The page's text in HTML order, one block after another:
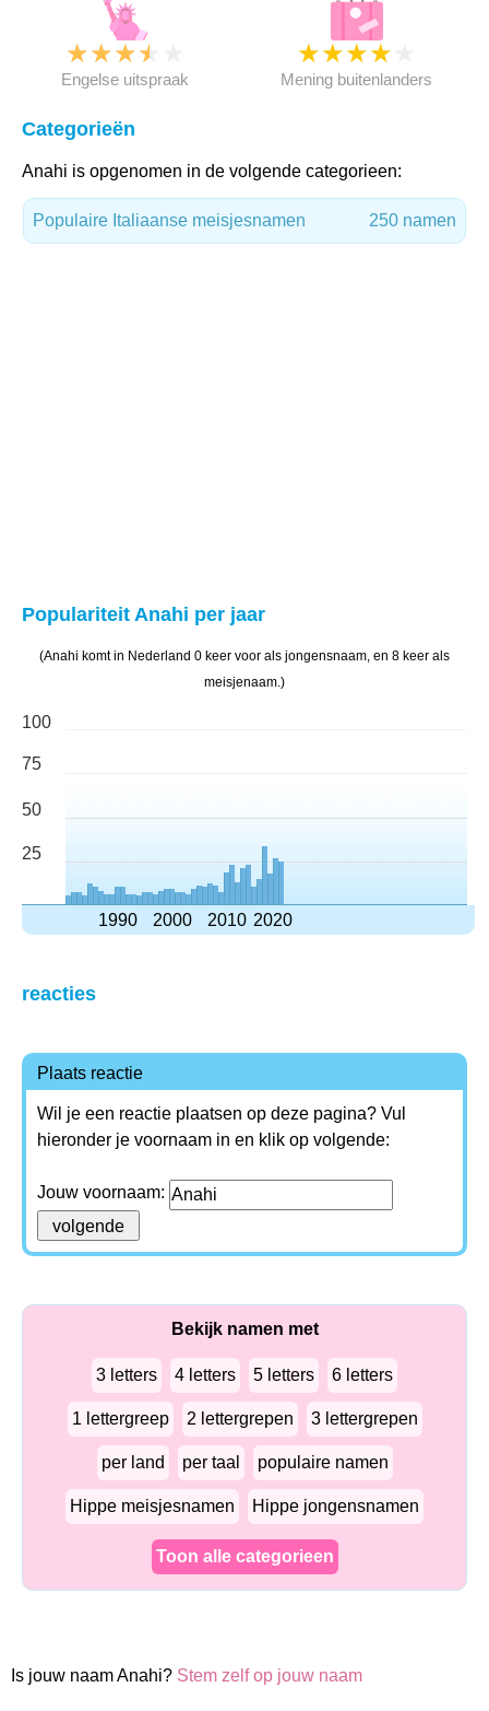
★★★★
Engelse uitspraak
★★★★
Mening buitenlanders
Categorieën
Anahi is opgenomen in de volgende categorieen:
Populaire Italiaanse meisjesnamen 250 namen
Populariteit Anahi per jaar
(Anahi komt in Nederland 0 keer voor als jongensnaam, en 8 keer als
meisjenaam.)
100
75
50
25
1990 2000 2010 2020
reacties
Plaats reactie
Wil je een reactie plaatsen op deze pagina? Vul
hieronder je voornaam in en klik op volgende:
Jouw voornaam:
Bekijk namen met
3 letters 4 letters 5 letters 6 letters
1 lettergreep 2 lettergrepen 3 lettergrepen
per land per taal populaire namen
Hippe meisjesnamen Hippe jongensnamen
Toon alle categorieen
Is jouw naam Anahi? Stem zelf op jouw naam